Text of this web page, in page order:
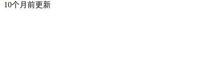
10个月前更新